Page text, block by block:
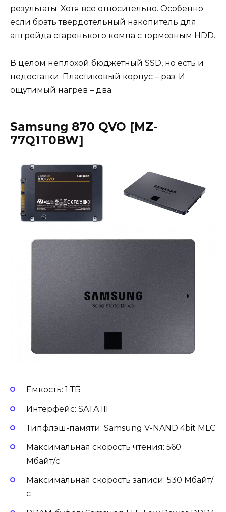
результаты. Хотя все относительно. Особенно
если брать твердотельный накопитель для
апгрейда старенького компа с тормозным HDD.
В целом неплохой бюджетный SSD, но есть и
недостатки. Пластиковый корпус – раз. И
ощутимый нагрев – два.
Samsung 870 QVO [MZ-
77Q1T0BW]
Емкость: 1 ТБ
Интерфейс: SATA III
Типфлэш-памяти: Samsung V-NAND 4bit MLC
Максимальная скорость чтения: 560
Мбайт/c
Максимальная скорость записи: 530 Мбайт/
с